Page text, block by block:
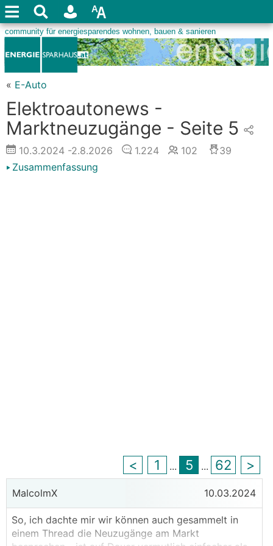
« E-Auto
Elektroautonews -
Marktneuzugänge - Seite 5
10.3.2024 -2.8.2026 1.224 102
39
Zusammenfassung
< 1 ... 5 ... 62 >
MalcolmX 10.03.2024
So, ich dachte mir wir können auch gesammelt in
einem Thread die Neuzugänge am Markt